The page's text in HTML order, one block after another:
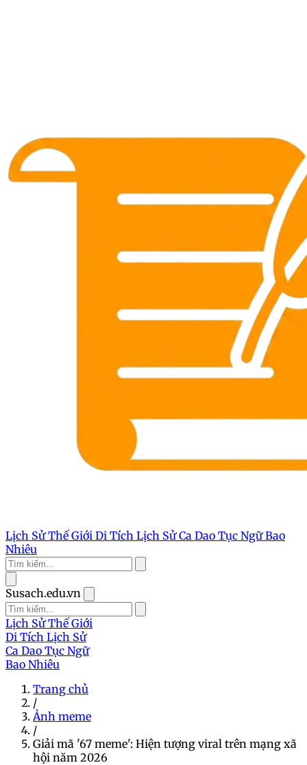
Lịch Sử Thế Giới Di Tích Lịch SửCa Dao Tục NgữBao
Nhiêu
Susach.edu.vn
Lịch Sử Thế Giới
Di Tích Lịch Sử
Ca Dao Tục Ngữ
Bao Nhiêu
Trang chủ
/
Ảnh meme
/
Giải mã '67 meme': Hiện tượng viral trên mạng xã
hội năm 2026